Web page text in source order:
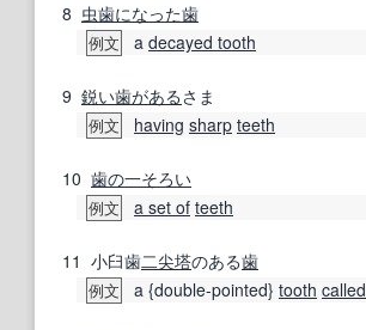
8 虫歯になった歯
例文 a decayed tooth
9 鋭い歯があるさま
例文 having sharp teeth
10 歯の一そろい
例文 a set of teeth
11 小臼歯二尖塔のある歯
例文 a {double-pointed} tooth called